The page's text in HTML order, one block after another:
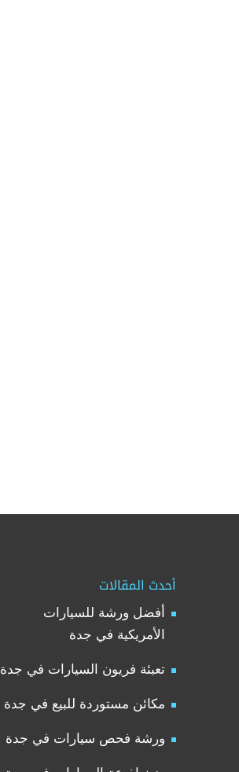
أحدث المقالات
أفضل ورشة للسيارات
الأمريكية في جدة
تعبئة فريون السيارات في جدة
مكائن مستوردة للبيع في جدة
ورشة فحص سيارات في جدة